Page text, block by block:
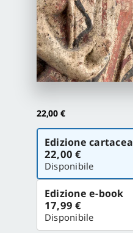
Gangemi Editore
Newsletter
22,00 €
Scegli
versione
Edizione cartacea
22,00 €
Disponibile
Edizione e-book
17,99 €
Disponibile